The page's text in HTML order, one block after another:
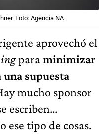
Foto: Agencia NA
aprovechó el
paraminimizar
supuesta
mucho sponsor
escriben...
ese tipo de cosas.